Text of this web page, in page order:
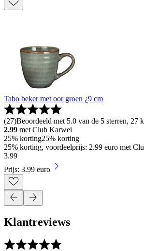
Tabo beker met oor groen ¿9 cm
(27)Beoordeeld met 5.0 van de 5 sterren, 27
2.99 met Club Karwei
25% korting25% korting
25% korting, voordeelprijs: 2.99 euro met
3.99
Prijs: 3.99 euro
Klantreviews